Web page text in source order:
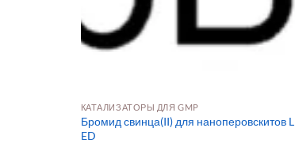
КАТАЛИЗАТОРЫ ДЛЯ GMP
Бромид свинца(II) для наноперовскитов L
ED